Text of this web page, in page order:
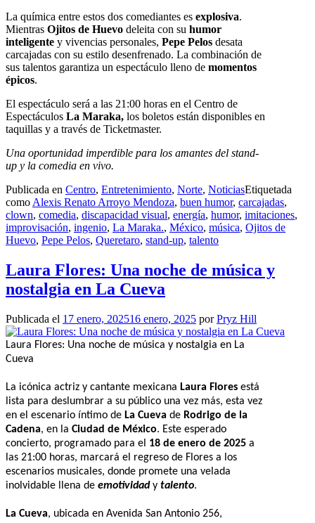
La química entre estos dos comediantes es explosiva.
Mientras Ojitos de Huevo deleita con su humor
inteligente y vivencias personales, Pepe Pelos desata
carcajadas con su estilo desenfrenado. La combinación de
sus talentos garantiza un espectáculo lleno de momentos
épicos.
El espectáculo será a las 21:00 horas en el Centro de
Espectáculos La Maraka, los boletos están disponibles en
taquillas y a través de Ticketmaster.
Una oportunidad imperdible para los amantes del stand-
up y la comedia en vivo.
Publicada en Centro, Entretenimiento, Norte, NoticiasEtiquetada
como Alexis Renato Arroyo Mendoza, buen humor, carcajadas,
clown, comedia, discapacidad visual, energía, humor, imitaciones,
improvisación, ingenio, La Maraka., México, música, Ojitos de
Huevo, Pepe Pelos, Queretaro, stand-up, talento
Laura Flores: Una noche de música y
nostalgia en La Cueva
Publicada el 17 enero, 202516 enero, 2025 porPryz Hill
Laura Flores: Una noche de música y nostalgia en La
Cueva
La icónica actriz y cantante mexicana Laura Flores está
lista para deslumbrar a su público una vez más, esta vez
en el escenario íntimo de La Cueva de Rodrigo de la
Cadena, en la Ciudad de México. Este esperado
concierto, programado para el 18 de enero de 2025 a
las 21:00 horas, marcará el regreso de Flores a los
escenarios musicales, donde promete una velada
inolvidable llena de emotividady talento.
La Cueva, ubicada en Avenida San Antonio 256,